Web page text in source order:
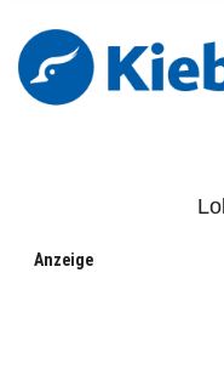
Anzeige